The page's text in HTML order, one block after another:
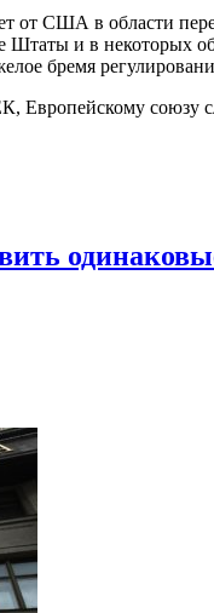
от США в области
и в некоторых
бремя
Европейскому